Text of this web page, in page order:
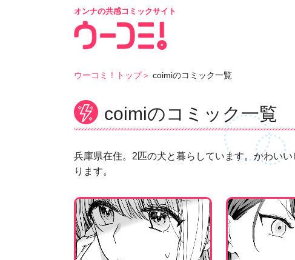
オンナの共感コミックサイト
ウーコミ！トップ coimiのコミック一覧
coimiのコミック一覧
兵庫県在住。2匹の犬と暮らしています。かわい
ります。